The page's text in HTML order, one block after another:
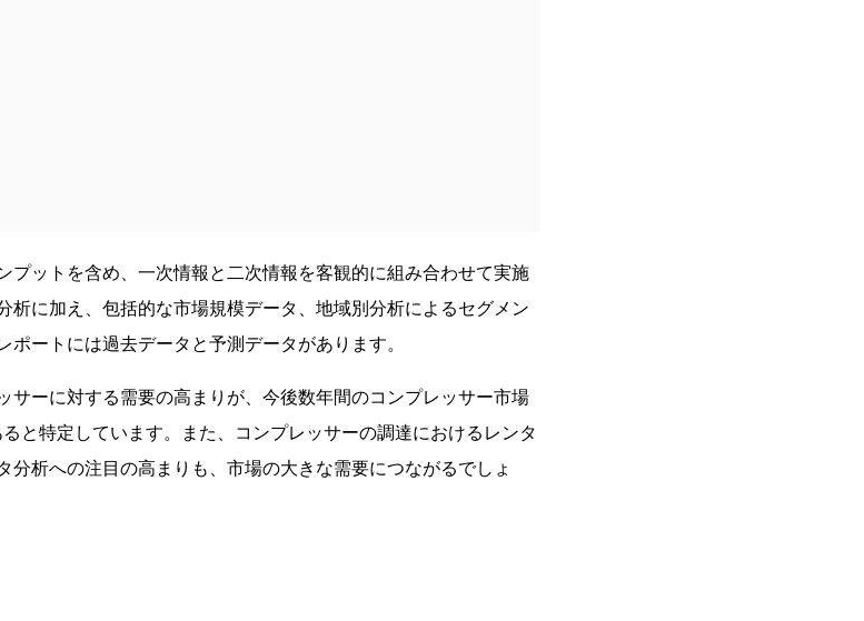
プットを含め、一次情報と二次情報を客観的に組み合わせて実施
析に加え、包括的な市場規模データ、地域別分析によるセグメン
ポートには過去データと予測データがあります。
サーに対する需要の高まりが、今後数年間のコンプレッサー市場
と特定しています。また、コンプレッサーの調達におけるレンタ
分析への注目の高まりも、市場の大きな需要につながるでしょ